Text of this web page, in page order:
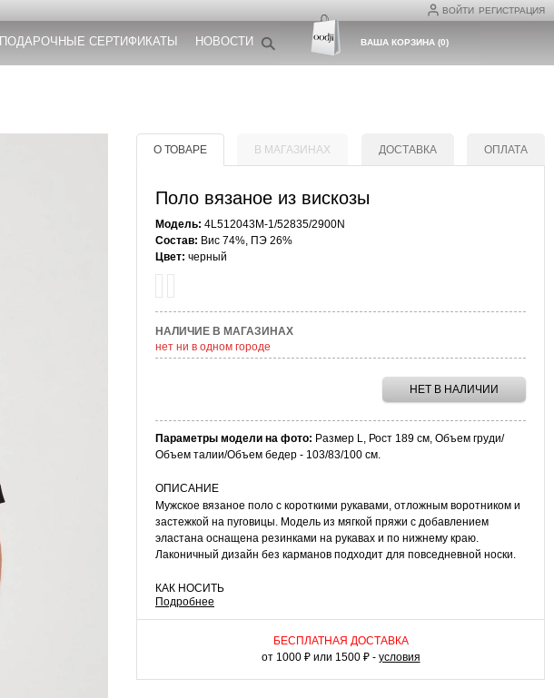
ВОЙТИ РЕГИСТРАЦИЯ
ПОДАРОЧНЫЕ СЕРТИФИКАТЫ НОВОСТИ ВАША КОРЗИНА(0)
О ТОВАРЕ В МАГАЗИНАХ ДОСТАВКА ОПЛАТА
Поло вязаное из вискозы
Модель: 4L512043M-1/52835/2900N
Состав: Вис 74%, ПЭ 26%
Цвет: черный
НАЛИЧИЕ В МАГАЗИНАХ
нет ни в одном городе
НЕТ В НАЛИЧИИ
Параметры модели на фото: Размер L, Рост 189 см, Объем груди/
Объем талии/Объем бедер - 103/83/100 см.
ОПИСАНИЕ
Мужское вязаное поло с короткими рукавами, отложным воротником и
застежкой на пуговицы. Модель из мягкой пряжи с добавлением
эластана оснащена резинками на рукавах и по нижнему краю.
Лаконичный дизайн без карманов подходит для повседневной носки.
КАК НОСИТЬ
Сочетайте поло с чиносами, джинсами или легкими брюками. В
деловой обстановке дополните комплект пиджаком. К модели
подойдут кеды, мокасины или классические туфли.
Подробнее
БЕСПЛАТНАЯ ДОСТАВКА
от 1000 ₽ или 1500 ₽ - условия